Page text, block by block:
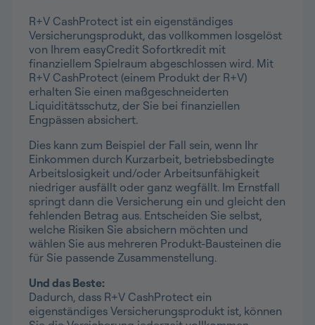
R+V CashProtect ist ein eigenständiges
Versicherungsprodukt, das vollkommen losgelöst
von Ihrem easyCredit Sofortkredit mit
finanziellem Spielraum abgeschlossen wird. Mit
R+V CashProtect (einem Produkt der R+V)
erhalten Sie einen maßgeschneiderten
Liquiditätsschutz, der Sie bei finanziellen
Engpässen absichert.
Dies kann zum Beispiel der Fall sein, wenn Ihr
Einkommen durch Kurzarbeit, betriebsbedingte
Arbeitslosigkeit und/oder Arbeitsunfähigkeit
niedriger ausfällt oder ganz wegfällt. Im Ernstfall
springt dann die Versicherung ein und gleicht den
fehlenden Betrag aus. Entscheiden Sie selbst,
welche Risiken Sie absichern möchten und
wählen Sie aus mehreren Produkt-Bausteinen die
für Sie passende Zusammenstellung.
Und das Beste:
Dadurch, dass R+V CashProtect ein
eigenständiges Versicherungsprodukt ist, können